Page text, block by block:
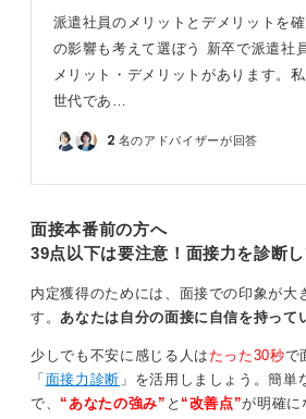
派遣社員のメリットとデメリットを
の影響も考えて選ぼう 新卒で派遣社
メリット・デメリットがあります。
世代であ…
2 名のアドバイザーが回答
面接本番前の方へ
39点以下は要注意！面接力を診断
内定獲得のためには、面接での印象が大
す。あなたは自分の面接に自信を持って
少しでも不安に感じる人は たった30秒で
「 面接力診断 」を活用しましょう。簡単
で、 “あなたの強み” と “改善点”が明確に